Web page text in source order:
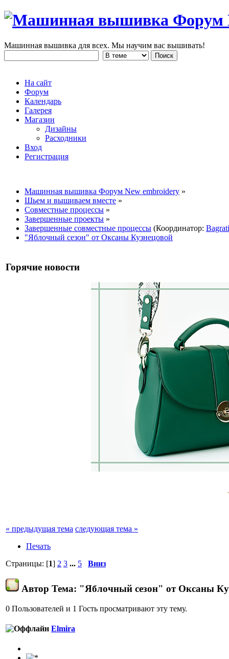
Машинная вышивка для всех. Мы научим вас вышивать!
На сайт
Форум
Календарь
Галерея
Магазин
Дизайны
Расходники
Вход
Регистрация
Машинная вышивка Форум New embroidery »
Шьем и вышиваем вместе »
Совместные процессы »
Завершенные проекты »
Завершенные совместные процессы (Координатор:
"Яблочный сезон" от Оксаны Кузнецовой
Горячие новости
« предыдущая тема следующая тема »
Печать
Страницы: [1] 2 3 ... 5 Вниз
Автор Тема: "Яблочный сезон" от Оксаны
0 Пользователей и 1 Гость просматривают эту тему.
Elmira